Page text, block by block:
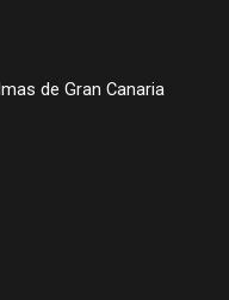
de Gran Canaria